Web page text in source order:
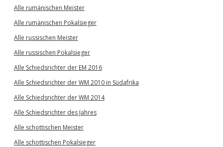
Alle rumänischen Meister
Alle rumänischen Pokalsieger
Alle russischen Meister
Alle russischen Pokalsieger
Alle Schiedsrichter der EM 2016
Alle Schiedsrichter der WM 2010 in Südafrika
Alle Schiedsrichter der WM 2014
Alle Schiedsrichter des Jahres
Alle schottischen Meister
Alle schottischen Pokalsieger